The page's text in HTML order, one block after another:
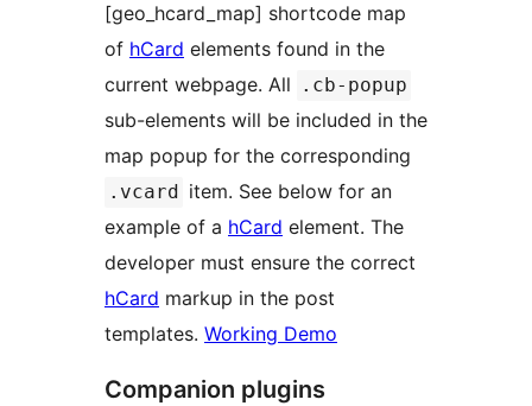
[geo_hcard_map] shortcode map
of hCard elements found in the
current webpage. All
.cb-popup
sub-elements will be included in the
map popup for the corresponding
.vcard
item. See below for an
example of a hCard element. The
developer must ensure the correct
hCard markup in the post
templates. Working Demo
Companion plugins